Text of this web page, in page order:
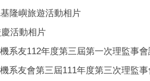
隆嶼旅遊活動相片
活動相片
系友112年度第三屆第一次理監事
系友會第三屆111年度第三次理監